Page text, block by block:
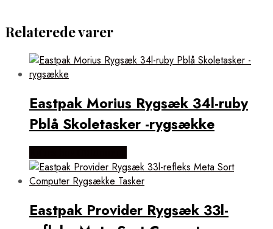
Relaterede varer
Eastpak Morius Rygsæk 34l-ruby
Pblå Skoletasker -rygsække
Eastpak Provider Rygsæk 33l-